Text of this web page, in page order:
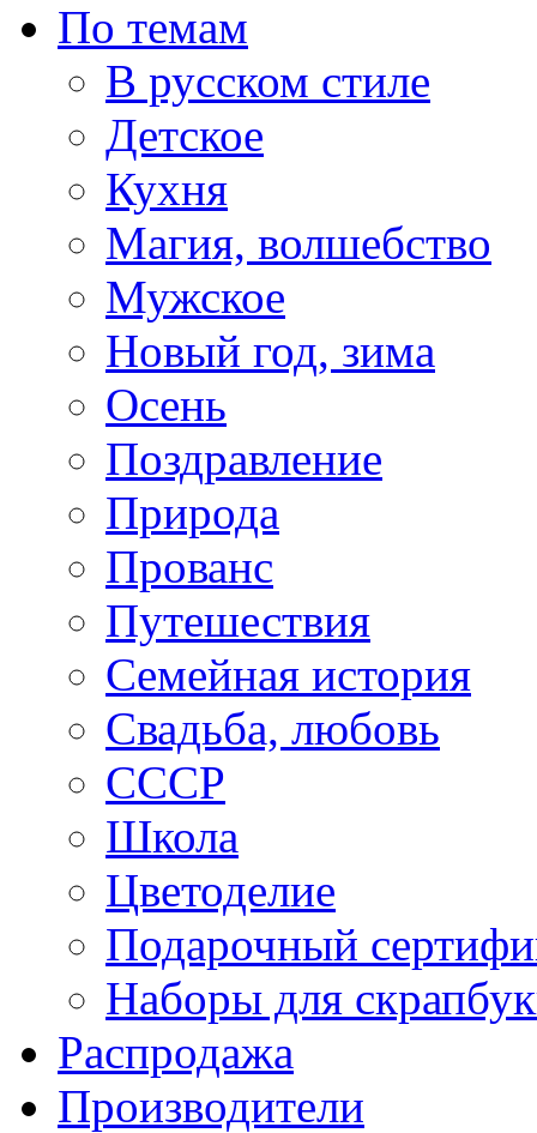
По темам
В русском стиле
Детское
Кухня
Магия, волшебство
Мужское
Новый год, зима
Осень
Поздравление
Природа
Прованс
Путешествия
Семейная история
Свадьба, любовь
СССР
Школа
Цветоделие
Подарочный
Наборы для
Распродажа
Производители